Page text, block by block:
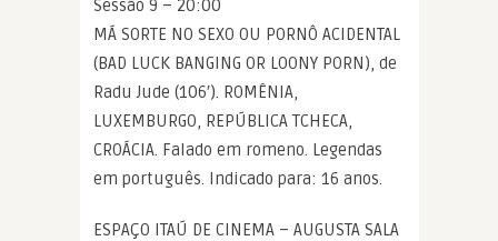
Sessão 9 – 20:00
MÁ SORTE NO SEXO OU PORNÔ ACIDENTAL
(BAD LUCK BANGING OR LOONY PORN), de
Radu Jude (106′). ROMÊNIA,
LUXEMBURGO, REPÚBLICA TCHECA,
CROÁCIA. Falado em romeno. Legendas
em português. Indicado para: 16 anos.
ESPAÇO ITAÚ DE CINEMA – AUGUSTA SALA